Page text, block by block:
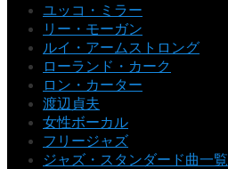
ユッコ・ミラー
リー・モーガン
ルイ・アームストロング
ローランド・カーク
ロン・カーター
渡辺貞夫
女性ボーカル
フリージャズ
ジャズ・スタンダード曲一覧